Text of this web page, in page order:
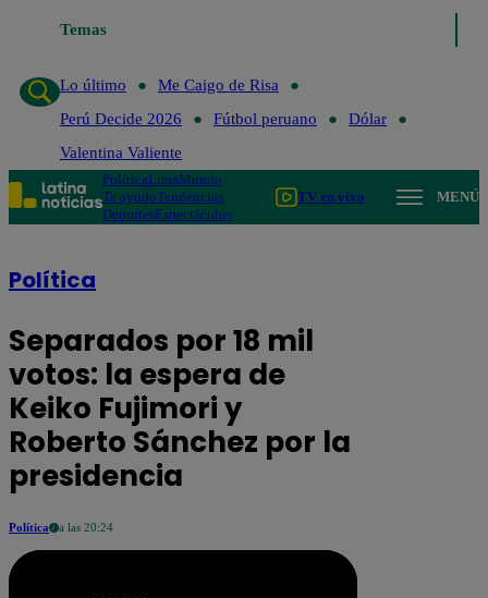
Temas
Lo último Me Caigo de Risa
Lo último
Me Caigo de Risa
Perú Decide 2026
Fútbol peruano
Dólar
Valentina Valiente
PolíticaLimaMundo
Te ayudoTendencias
DeportesEspectáculos
TV en vivo MENÚ
Política
Separados por 18 mil
votos: la espera de
Keiko Fujimori y
Roberto Sánchez por la
presidencia
Política a las 20:24